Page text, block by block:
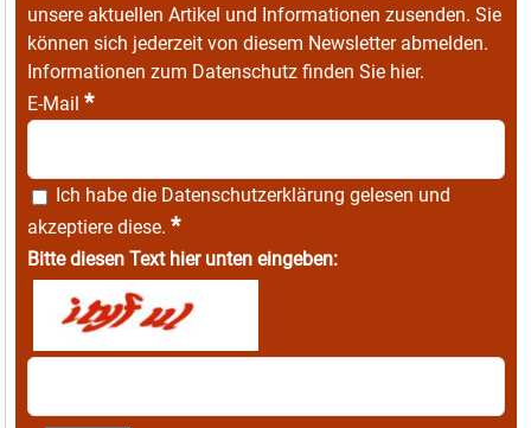
unsere aktuellen Artikel und Informationen zusenden. Sie
können sich jederzeit von diesem Newsletter abmelden.
Informationen zum Datenschutz finden Sie hier.
E-Mail *
Ich habe die Datenschutzerklärung gelesen und
akzeptiere diese. *
Bitte diesen Text hier unten eingeben: